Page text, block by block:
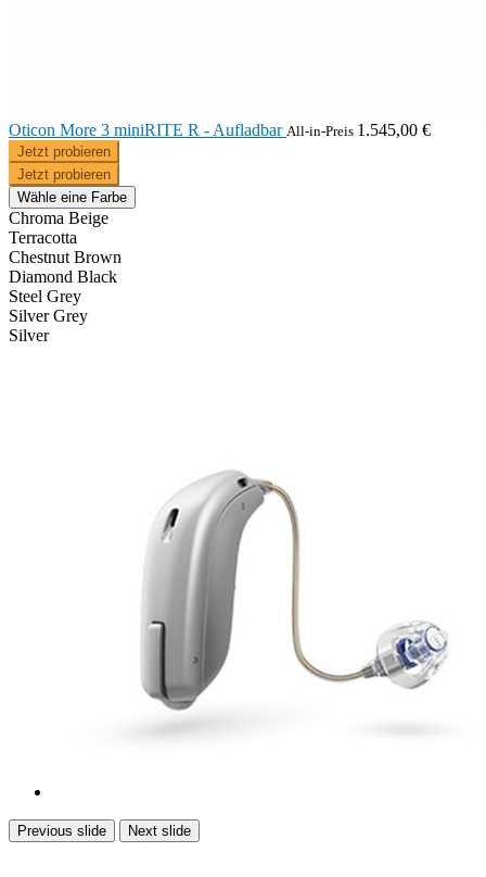
Oticon More 3 miniRITE R - Aufladbar All-in-Preis 1.545,00 €
Jetzt probieren
Jetzt probieren
Wähle eine Farbe
Chroma Beige
Terracotta
Chestnut Brown
Diamond Black
Steel Grey
Silver Grey
Silver
Previous slide Next slide